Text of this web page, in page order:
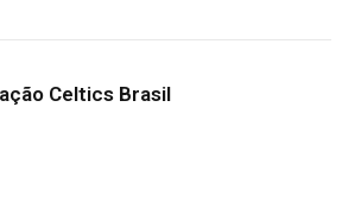
Celtics Brasil